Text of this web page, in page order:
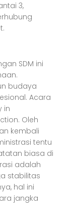
3,
SDM ini
budaya
Acara
in
Oleh
kembali
tentu
biasa di
adalah
stabilitas
hal ini
jangka